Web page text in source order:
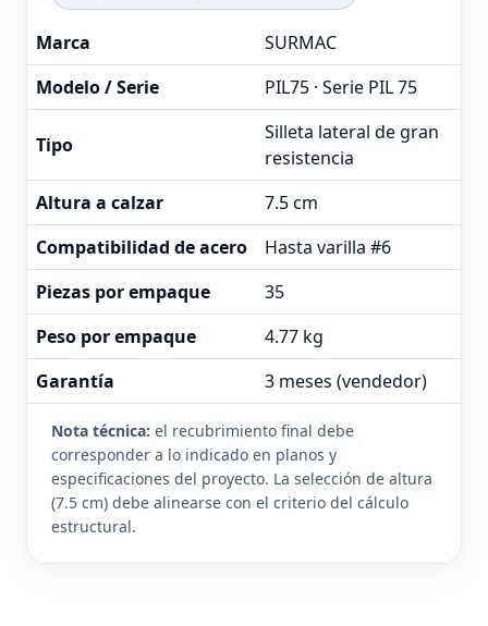
Marca
SURMAC
Modelo / Serie
PIL75 · Serie PIL 75
Tipo
Silleta lateral de gran
resistencia
Altura a calzar
7.5 cm
Compatibilidad de acero
Hasta varilla #6
Piezas por empaque
35
Peso por empaque
4.77 kg
Garantía
3 meses (vendedor)
Nota técnica: el recubrimiento final debe
corresponder a lo indicado en planos y
especificaciones del proyecto. La selección de altura
(7.5 cm) debe alinearse con el criterio del cálculo
estructural.